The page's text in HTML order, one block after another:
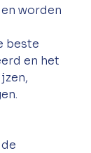
worden
beste
en het